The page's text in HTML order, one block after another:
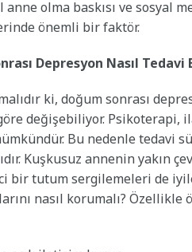
anne olma baskısı ve sosyal
önemli bir faktör.
Depresyon Nasıl Tedavi
ki, doğum sonrası
değişebiliyor. Psikoterapi,
Bu nedenle tedavi
Kuşkusuz annenin yakın
bir tutum sergilemeleri de
nasıl korumalı?